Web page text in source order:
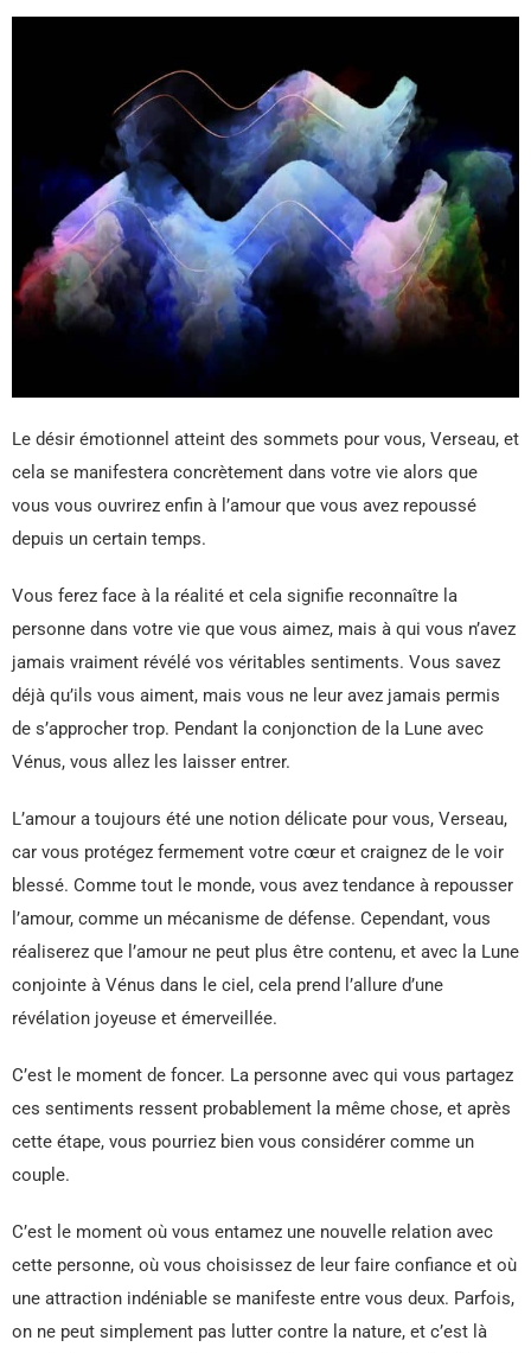
Le désir émotionnel atteint des sommets pour vous, Verseau, et
cela se manifestera concrètement dans votre vie alors que
vous vous ouvrirez enfin à l’amour que vous avez repoussé
depuis un certain temps.
Vous ferez face à la réalité et cela signifie reconnaître la
personne dans votre vie que vous aimez, mais à qui vous n’avez
jamais vraiment révélé vos véritables sentiments. Vous savez
déjà qu’ils vous aiment, mais vous ne leur avez jamais permis
de s’approcher trop. Pendant la conjonction de la Lune avec
Vénus, vous allez les laisser entrer.
L’amour a toujours été une notion délicate pour vous, Verseau,
car vous protégez fermement votre cœur et craignez de le voir
blessé. Comme tout le monde, vous avez tendance à repousser
l’amour, comme un mécanisme de défense. Cependant, vous
réaliserez que l’amour ne peut plus être contenu, et avec la Lune
conjointe à Vénus dans le ciel, cela prend l’allure d’une
révélation joyeuse et émerveillée.
C’est le moment de foncer. La personne avec qui vous partagez
ces sentiments ressent probablement la même chose, et après
cette étape, vous pourriez bien vous considérer comme un
couple.
C’est le moment où vous entamez une nouvelle relation avec
cette personne, où vous choisissez de leur faire confiance et où
une attraction indéniable se manifeste entre vous deux. Parfois,
on ne peut simplement pas lutter contre la nature, et c’est là